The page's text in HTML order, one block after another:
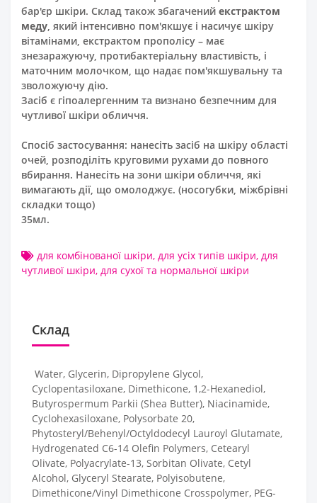
бар'єр шкіри. Склад також збагачений екстрактом
меду, який інтенсивно пом'якшує і насичує шкіру
вітамінами, екстрактом прополісу – має
знезаражуючу, протибактеріальну властивість, і
маточним молочком, що надає пом'якшувальну та
зволожуючу дію.
Засіб є гіпоалергенним та визнано безпечним для
чутливої ​​шкіри обличчя.
Спосіб застосування: нанесіть засіб на шкіру області
очей, розподіліть круговими рухами до повного
вбирання. Нанесіть на зони шкіри обличчя, які
вимагають дії, що омолоджує. (носогубки, міжбрівні
складки тощо)
35мл.
для комбінованої шкіри, для усіх типів шкіри, для
чутливої шкіри, для сухої та нормальної шкіри
Склад
Water, Glycerin, Dipropylene Glycol,
Cyclopentasiloxane, Dimethicone, 1,2-Hexanediol,
Butyrospermum Parkii (Shea Butter), Niacinamide,
Cyclohexasiloxane, Polysorbate 20,
Phytosteryl/Behenyl/Octyldodecyl Lauroyl Glutamate,
Hydrogenated C6-14 Olefin Polymers, Cetearyl
Olivate, Polyacrylate-13, Sorbitan Olivate, Cetyl
Alcohol, Glyceryl Stearate, Polyisobutene,
Dimethicone/Vinyl Dimethicone Crosspolymer, PEG-